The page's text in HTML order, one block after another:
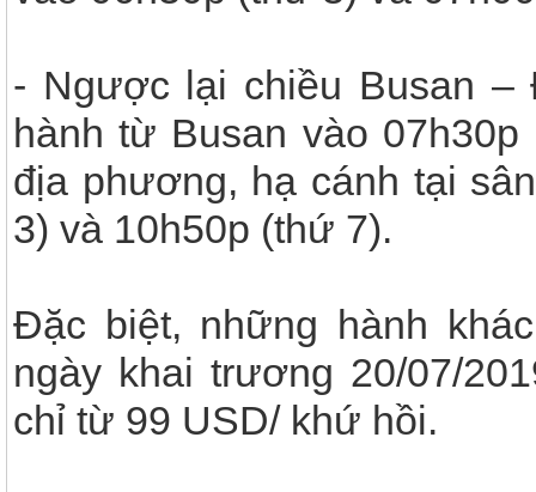
- Ngược lại chiều Busan –
hành từ Busan vào
địa phương, hạ cánh tại
3) và 10h50p (thứ 7).
Đặc biệt, những hành
ngày khai trương 20/07/
chỉ từ 99 USD/ khứ hồi.